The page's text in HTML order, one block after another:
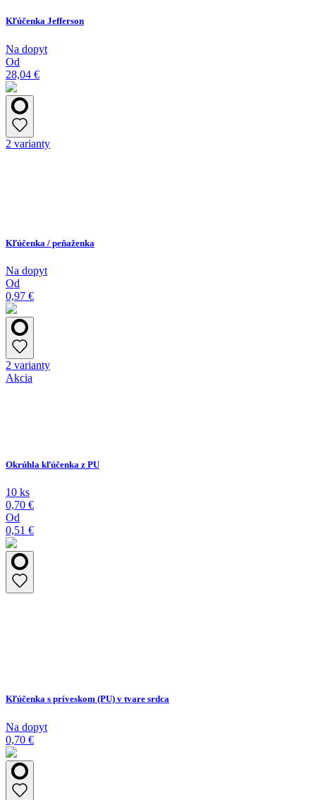
Kľúčenka Jefferson
Na dopyt
Od
28,04 €
2 varianty
Kľúčenka / peňaženka
Na dopyt
Od
0,97 €
2 varianty
Akcia
Okrúhla kľúčenka z PU
10 ks
0,70 €
Od
0,51 €
Kľúčenka s príveskom (PU) v tvare srdca
Na dopyt
0,70 €